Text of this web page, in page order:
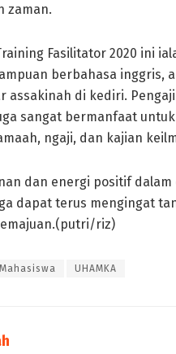
zaman.
Fasilitator 2020 ini
berbahasa inggris,
assakinah di kediri.
sangat bermanfaat
ngaji, dan kajian
dan energi positif
dapat terus mengingat
riz)
UHAMKA